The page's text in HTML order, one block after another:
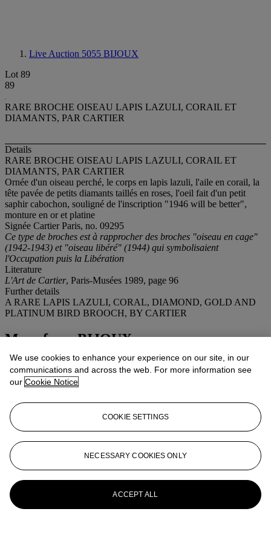
Live Auction 5055 BIJOUX
Lot 89
89
RARE BROCHE OISEAU LAPIS LAZULI, CORAIL ET
DIAMANTS, PAR CARTIER
Details
RARE BROCHE OISEAU LAPIS LAZULI, CORAIL ET
DIAMANTS, PAR CARTIER
Ornée d'un oiseau perché, le corps en lapis lazuli, l'aile en corail, la
tête pavée de petits diamants taillés en roses, l'oeil fait d'un petit
saphir cabochon, souligné de l'inscription "1946 will be better",
monture en or et platine
Signée Cartier Paris, no. 09295
Ce type de broches est à rapprocher des broches "oiseau en cage"
(1942-1943) et "oiseau libéré" (1944) qui symbolisaient
l'Occupation puis la Libération
Literature
L'Art de Cartier, Paris-Musées 1989, page 96
Further details
A RARE LAPIS LAZULI, CORAL, DIAMOND, GOLD AND
PLATINUM BIRD BROOCH, BY CARTIER
More fromBIJOUX
View All
We use cookies to enhance your experience on our site, in our
communications and across the web. For more information see
our Cookie Notice
COOKIE SETTINGS
NECESSARY COOKIES ONLY
ACCEPT ALL